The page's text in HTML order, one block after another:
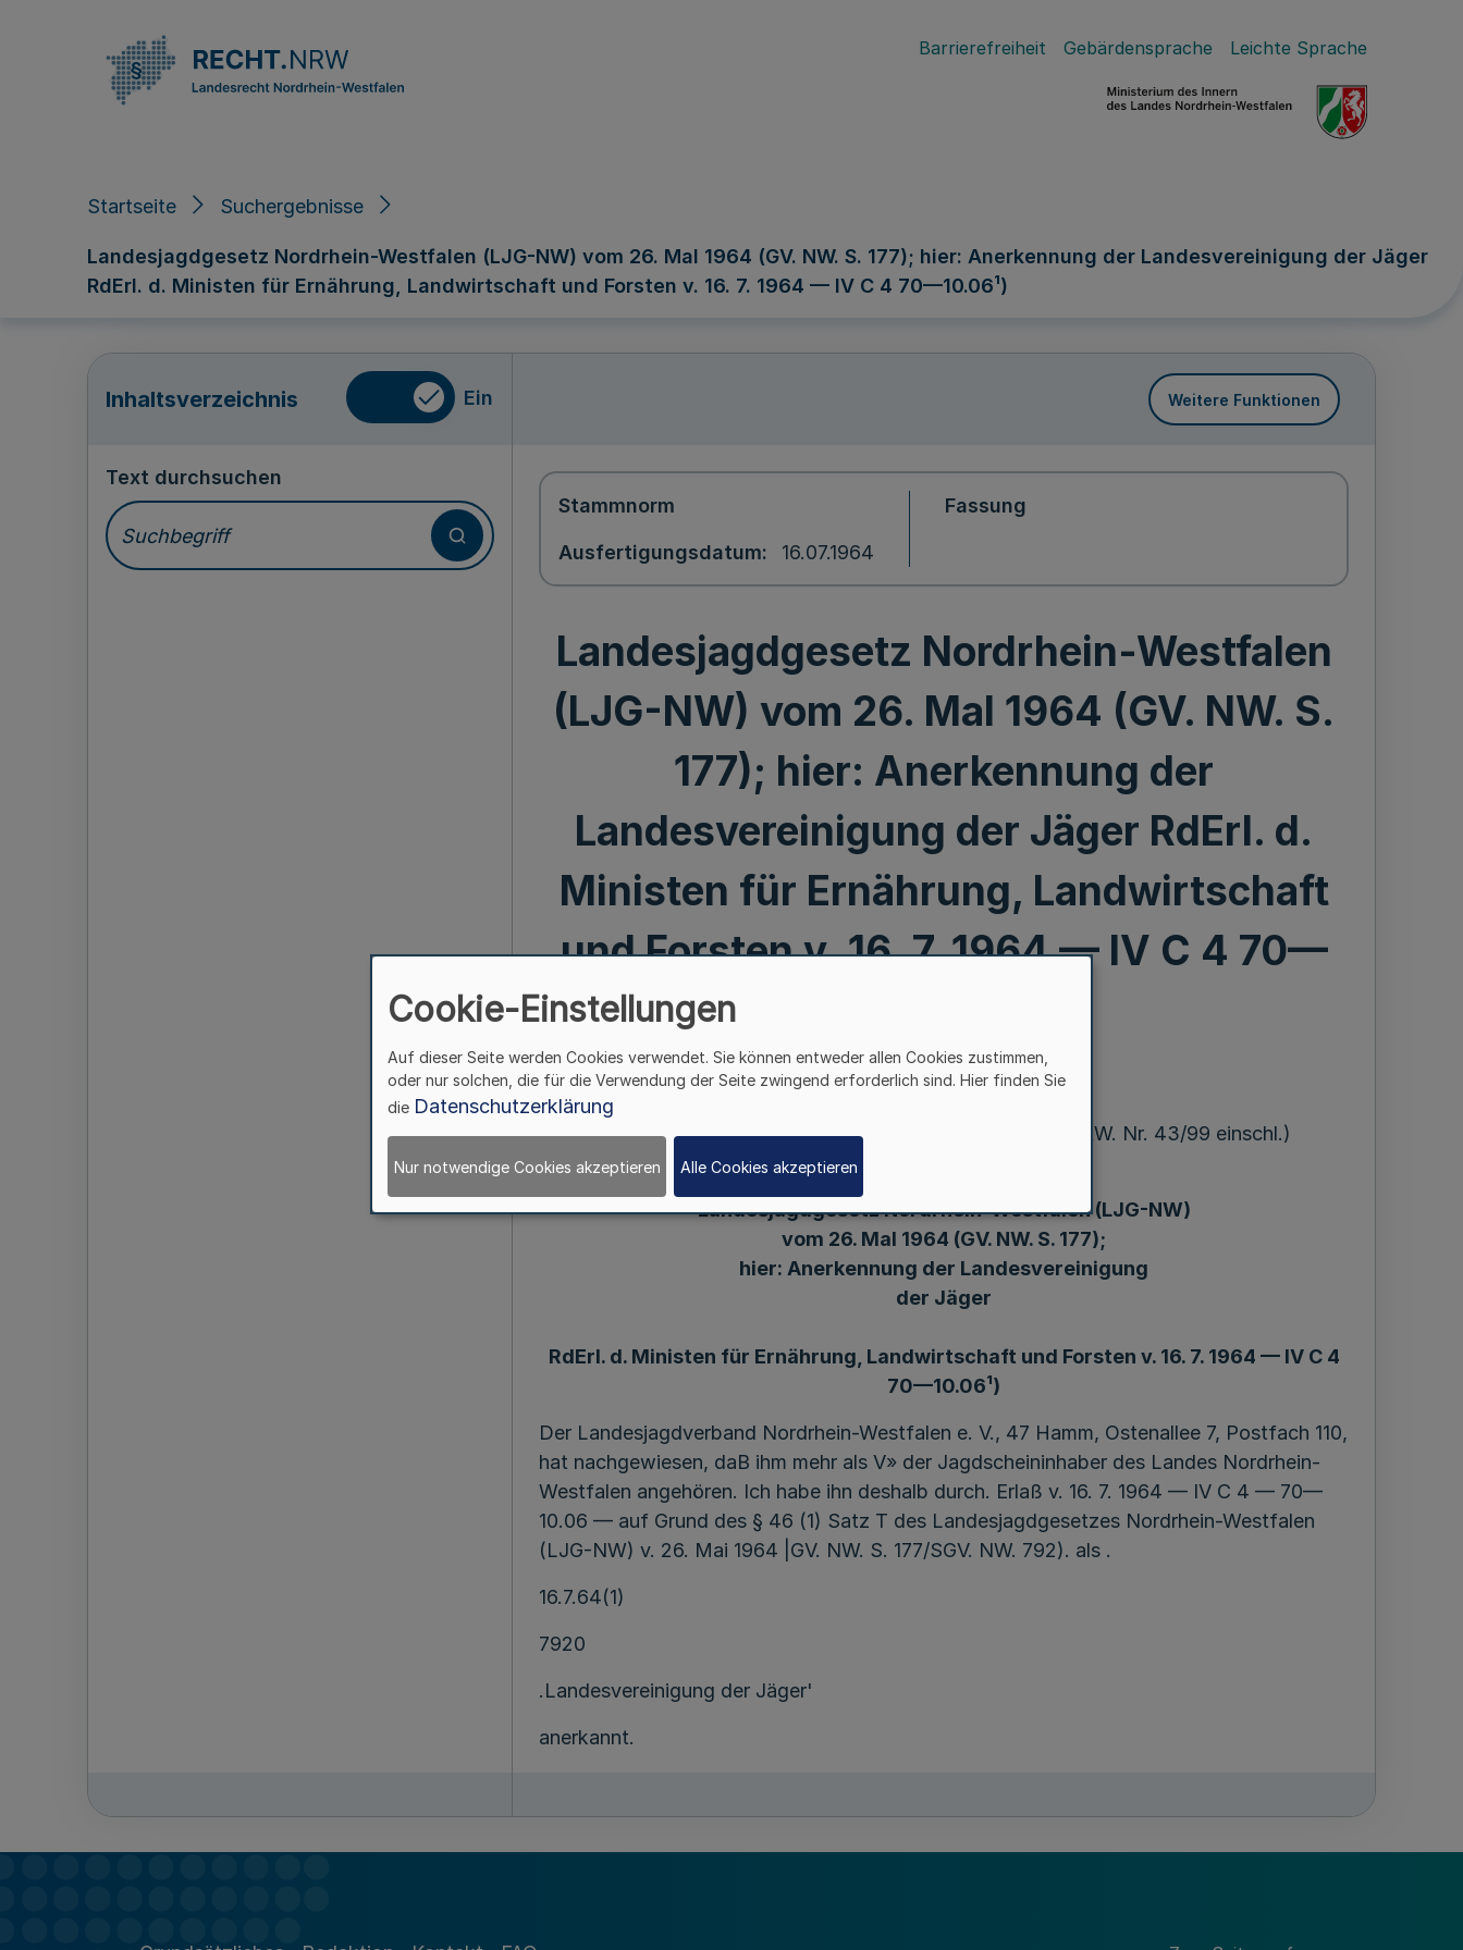
Barrierefreiheit Gebärdensprache Leichte Sprache
Startseite Suchergebnisse
Landesjagdgesetz Nordrhein-Westfalen (LJG-NW) vom 26. Mal 1964 (GV. NW. S. 177); hier: Anerkennung der Landesvereinigung der Jäger
RdErl. d. Ministen für Ernährung, Landwirtschaft und Forsten v. 16. 7. 1964 — IV C 4 70—10.06¹)
Inhaltsverzeichnis Ein Weitere Funktionen
Text durchsuchen
Stammnorm
Ausfertigungsdatum 16.07.1964
Fassung
Landesjagdgesetz Nordrhein-Westfalen
(LJG-NW) vom 26. Mal 1964 (GV. NW. S.
177); hier: Anerkennung der
Landesvereinigung der Jäger RdErl. d.
Ministen für Ernährung, Landwirtschaft
und Forsten v. 16. 7. 1964 — IV C 4 70—
Mehr
245. Ergänzung - SMBl. NRW. - (Stand 15. 7. 1999 = MBl. NRW. Nr. 43/99 einschl.)
Landesjagdgesetz Nordrhein-Westfalen (LJG-NW)
vom 26. Mal 1964 (GV. NW. S. 177);
hier: Anerkennung der Landesvereinigung
der Jäger
RdErl. d. Ministen für Ernährung, Landwirtschaft und Forsten v. 16. 7. 1964 — IV C 4
70—10.06¹)
Der Landesjagdverband Nordrhein-Westfalen e. V., 47 Hamm, Ostenallee 7, Postfach 110,
hat nachgewiesen, daB ihm mehr als V» der Jagdscheininhaber des Landes Nordrhein-
Westfalen angehören. Ich habe ihn deshalb durch. Erlaß v. 16. 7. 1964 — IV C 4 — 70—
10.06 — auf Grund des § 46 (1) Satz T des Landesjagdgesetzes Nordrhein-Westfalen
(LJG-NW) v. 26. Mai 1964 |GV. NW. S. 177/SGV. NW. 792). als .
16.7.64(1)
7920
.Landesvereinigung der Jäger'
anerkannt.
Cookie-Einstellungen
Auf dieser Seite werden Cookies verwendet. Sie können entweder allen Cookies zustimmen,
oder nur solchen, die für die Verwendung der Seite zwingend erforderlich sind. Hier finden Sie
die Datenschutzerklärung
Nur notwendige Cookies akzeptieren Alle Cookies akzeptieren